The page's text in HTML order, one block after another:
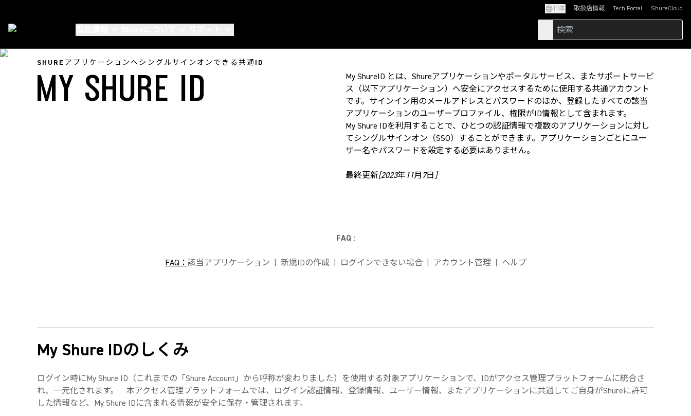
日本 取扱店情報 Tech Portal
(Opens in a new tab)ShureCloud
(Opens in a new
SHUREアプリケーションへシングルサインオンできる共通ID
MY SHURE ID
My ShureID とは、Shureアプリケーションやポータルサービス、またサポートサービ
ス（以下アプリケーション）へ安全にアクセスするために使用する共通アカウント
です。 サインイン用のメールアドレスとパスワードのほか、登録したすべての該当
アプリケーションのユーザープロファイル、権限がID情報として含まれます。
My Shure IDを利用することで、ひとつの認証情報で複数のアプリケーションに対し
てシングルサインオン（SSO）することができます。アプリケーションごとにユー
ザー名やパスワードを設定する必要はありません。
最終更新[2023年11月7日]
FAQ :
FAQ： 該当アプリケーション | 新規IDの作成 | ログインできない場合 | アカウント管理 | ヘルプ
My Shure IDのしくみ
ログイン時にMy Shure ID（これまでの「Shure Account」から呼称が変わりました）を使用する対象アプリケーションで、IDがアクセス管理プラットフォームに統合さ
れ、一元化されます。
本アクセス管理プラットフォームでは、ログイン認証情報、登録情報、ユーザー情報、またアプリケーションに共通してご自身がShureに許可
した情報など、My Shure IDに含まれる情報が安全に保存・管理されます。